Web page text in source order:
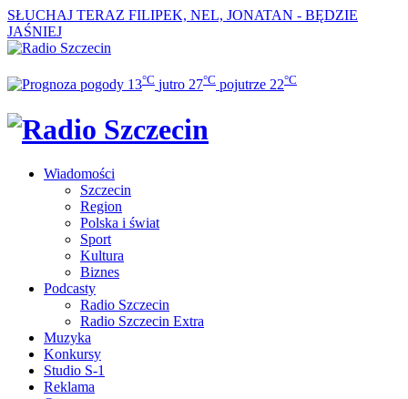
SŁUCHAJ TERAZ FILIPEK, NEL, JONATAN - BĘDZIE
JAŚNIEJ
13°C jutro 27°C pojutrze 22°C
Wiadomości
Szczecin
Region
Polska i świat
Sport
Kultura
Biznes
Podcasty
Radio Szczecin
Radio Szczecin Extra
Muzyka
Konkursy
Studio S-1
Reklama